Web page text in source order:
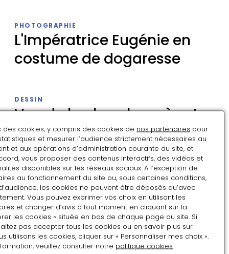
impérial
montant
son
poney
L'Impératrice Eugénie en
costume de dogaresse
PHOTOGRAPHIE
en
de
dogaresse
Vue de la chambre où est
décédé Napoléon III à
Chislehurst
DESSIN
Vue
de
la
chambre
où
est
décédé
Grand Salon de la
princesse Mathilde, rue de
Courcelles
PEINTURE
des cookies, y compris des cookies de nos partenaires pour
et mesurer l’audience strictement nécessaires au
et aux opérations d’administration courante du site, et
vous proposer des contenus interactifs, des vidéos et
disponibles sur les réseaux sociaux. A l’exception de
au fonctionnement du site ou, sous certaines conditions,
les cookies ne peuvent être déposés qu’avec
Vous pouvez exprimer vos choix en utilisant les
et changer d’avis à tout moment en cliquant sur la
les cookies » située en bas de chaque page du site. Si
pas accepter tous les cookies ou en savoir plus sur
utilisons les cookies, cliquer sur « Personnaliser mes choix ».
veuillez consulter notre politique cookies.